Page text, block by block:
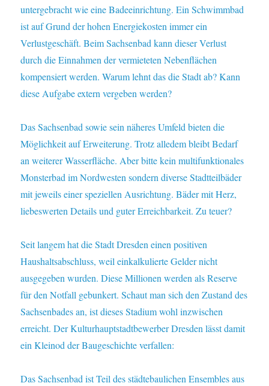
untergebracht wie eine Badeeinrichtung. Ein Schwimmbad
ist auf Grund der hohen Energiekosten immer ein
Verlustgeschäft. Beim Sachsenbad kann dieser Verlust
durch die Einnahmen der vermieteten Nebenflächen
kompensiert werden. Warum lehnt das die Stadt ab? Kann
diese Aufgabe extern vergeben werden?
Das Sachsenbad sowie sein näheres Umfeld bieten die
Möglichkeit auf Erweiterung. Trotz alledem bleibt Bedarf
an weiterer Wasserfläche. Aber bitte kein multifunktionales
Monsterbad im Nordwesten sondern diverse Stadtteilbäder
mit jeweils einer speziellen Ausrichtung. Bäder mit Herz,
liebeswerten Details und guter Erreichbarkeit. Zu teuer?
Seit langem hat die Stadt Dresden einen positiven
Haushaltsabschluss, weil einkalkulierte Gelder nicht
ausgegeben wurden. Diese Millionen werden als Reserve
für den Notfall gebunkert. Schaut man sich den Zustand des
Sachsenbades an, ist dieses Stadium wohl inzwischen
erreicht. Der Kulturhauptstadtbewerber Dresden lässt damit
ein Kleinod der Baugeschichte verfallen:
Das Sachsenbad ist Teil des städtebaulichen Ensembles aus